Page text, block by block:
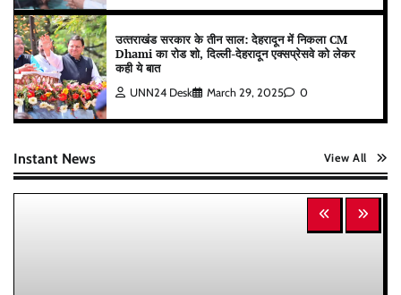
उत्‍तराखंड सरकार के तीन साल: देहरादून में निकला CM
Dhami का रोड शो, दिल्ली-देहरादून एक्सप्रेसवे को लेकर
कही ये बात
UNN24 Desk March 29, 2025 0
Instant News View All